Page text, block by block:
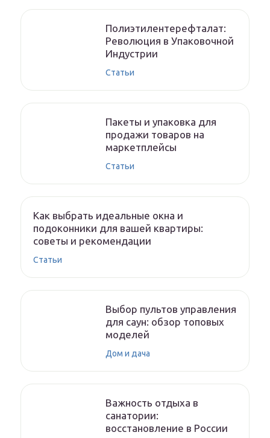
Полиэтилентерефталат:
Революция в Упаковочной
Индустрии
Статьи
Пакеты и упаковка для
продажи товаров на
маркетплейсы
Статьи
Как выбрать идеальные окна и
подоконники для вашей квартиры:
советы и рекомендации
Статьи
Выбор пультов управления
для саун: обзор топовых
моделей
Дом и дача
Важность отдыха в
санатории:
восстановление в России